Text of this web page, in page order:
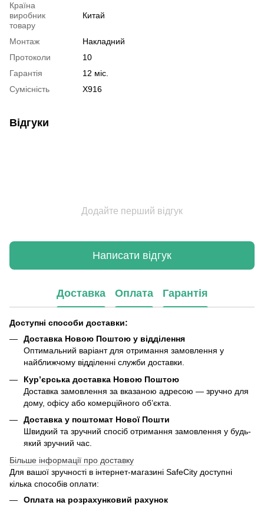
Країна
виробник
товару
Китай
Монтаж
Накладний
Протоколи
10
Гарантія
12 міс.
Сумісність
X916
Відгуки
Додайте перший відгук
Написати відгук
Доставка Оплата Гарантія
Доступні способи доставки:
Доставка Новою Поштою у відділення
Оптимальний варіант для отримання замовлення у
найближчому відділенні служби доставки.
Кур’єрська доставка Новою Поштою
Доставка замовлення за вказаною адресою — зручно для
дому, офісу або комерційного об’єкта.
Доставка у поштомат Нової Пошти
Швидкий та зручний спосіб отримання замовлення у будь-
який зручний час.
Більше інформації про доставку
Для вашої зручності в інтернет-магазині SafeCity доступні
кілька способів оплати:
Оплата на розрахунковий рахунок